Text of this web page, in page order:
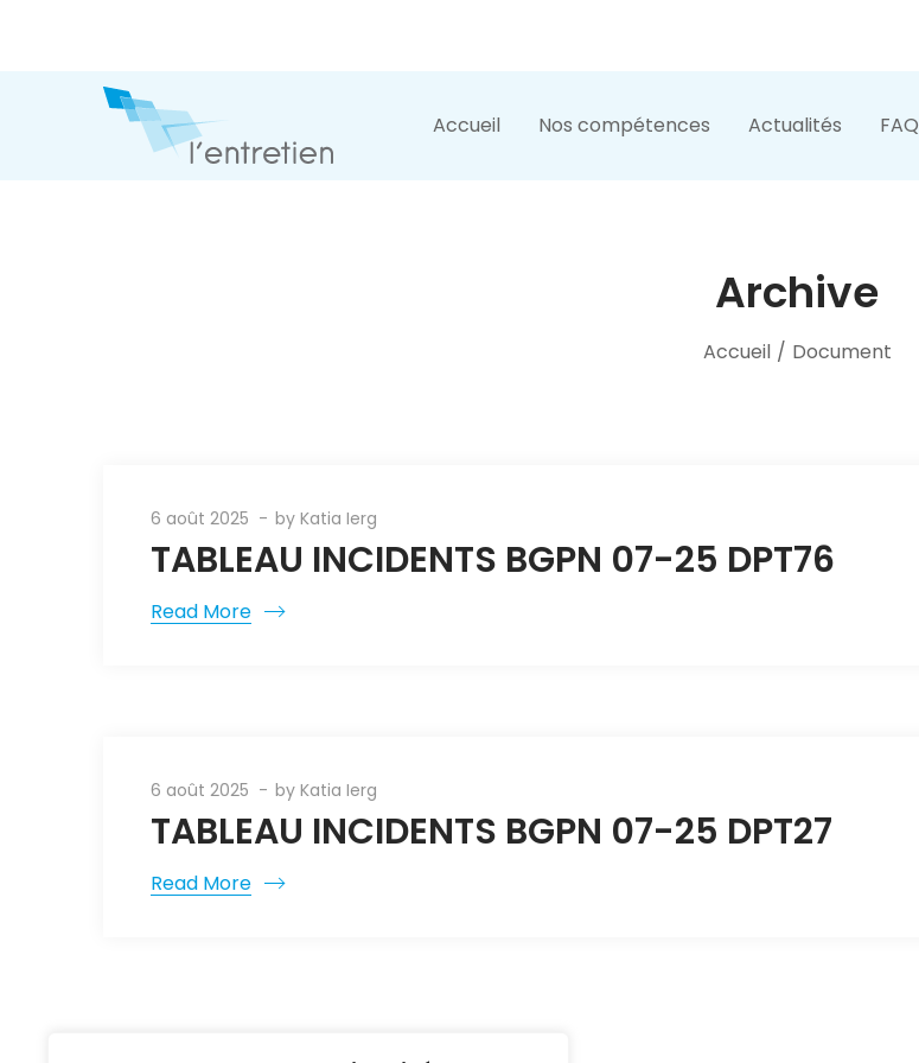
Accueil Nos compétences Actualités FAQ
Archive
Accueil / Document
6 août 2025 by Katia Ierg
TABLEAU INCIDENTS BGPN 07-25 DPT76
Read More
6 août 2025 by Katia Ierg
TABLEAU INCIDENTS BGPN 07-25 DPT27
Read More